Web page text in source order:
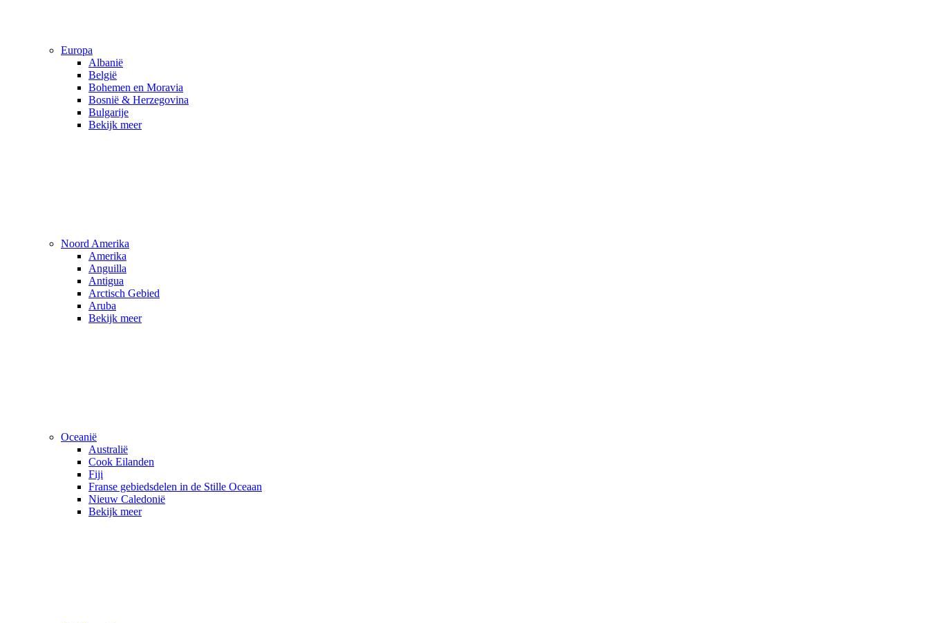
Europa
Albanië
België
Bohemen en Moravia
Bosnië & Herzegovina
Bulgarije
Bekijk meer
Noord Amerika
Amerika
Anguilla
Antigua
Arctisch Gebied
Aruba
Bekijk meer
Oceanië
Australië
Cook Eilanden
Fiji
Franse gebiedsdelen in de Stille Oceaan
Nieuw Caledonië
Bekijk meer